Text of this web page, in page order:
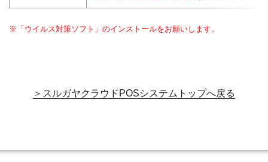
※「ウイルス対策ソフト」のインストールをお願いします。
スルガヤクラウドPOSシステムトップへ戻る